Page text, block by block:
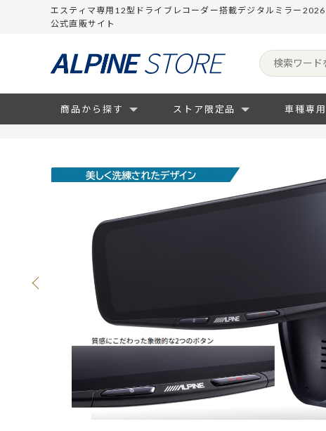
エスティマ専用12型ドライブレコーダー搭載デジタルミラー
公式直販サイト
商品から探す ストア限定品 車種専